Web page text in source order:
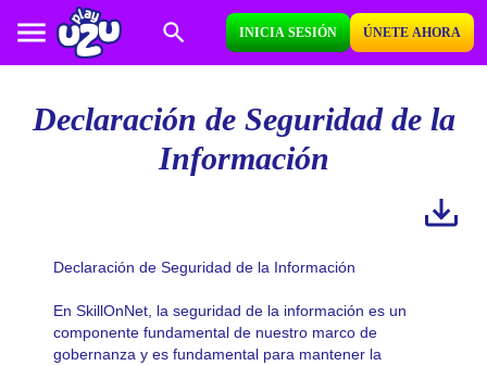
INICIA SESIÓN ÚNETE AHORA
Declaración de Seguridad de la
Información
Declaración de Seguridad de la Información
En SkillOnNet , la seguridad de la información es un
componente fundamental de nuestro marco de
gobernanza y es fundamental para mantener la